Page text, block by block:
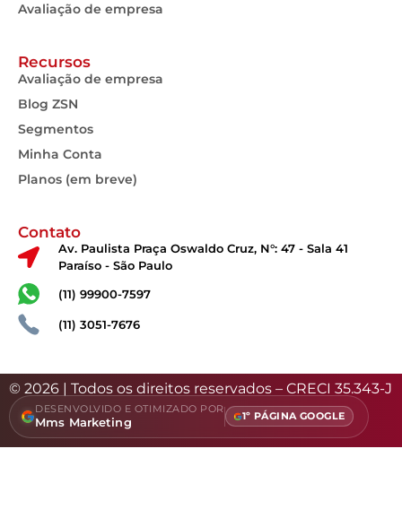
Avaliação de empresa
Recursos
Avaliação de empresa
Blog ZSN
Segmentos
Minha Conta
Planos (em breve)
Contato
Av. Paulista Praça Oswaldo Cruz, N°: 47 - Sala 41
Paraíso - São Paulo
(11) 99900-7597
(11) 3051-7676
© 2026 | Todos os direitos reservados – CRECI 35.343-J
DESENVOLVIDO E OTIMIZADO POR
Mms Marketing 1º PÁGINA GOOGLE